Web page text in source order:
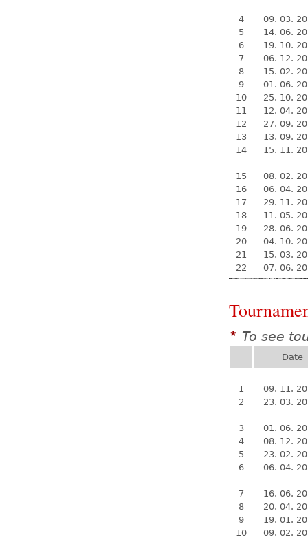
4
09. 03.
5
14. 06.
6
19. 10.
7
06. 12.
8
15. 02.
9
01. 06.
10
25. 10.
11
12. 04.
12
27. 09.
13
13. 09.
14
15. 11.
15
08. 02.
16
06. 04.
17
29. 11.
18
11. 05.
19
28. 06.
20
04. 10.
21
15. 03.
22
07. 06.
* To see
Date
1
09. 11.
2
23. 03.
3
01. 06.
4
08. 12.
5
23. 02.
6
06. 04.
7
16. 06.
8
20. 04.
9
19. 01.
10
09. 02.